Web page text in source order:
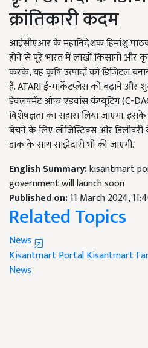
क्रांतिकारी कदम
आईसीएआर के महानिदेशक हिमांशु
होने से पूरे भारत में लाखों किसानों और
करके, यह कृषि उत्पादों को डिजिटल
है. ATARI ई-मार्केटप्लेस को बढ़ाने
डेवलपमेंट ऑफ एडवांस कंप्यूटिंग (C-
विशेषज्ञता का सहारा लिया जाएगा.
बेचने के लिए लॉजिस्टिक्स और डिलीवरी
डाक के साथ साझेदारी भी की जाएगी.
English Summary:kisantmart
government will launch soon
Published on:11 March 2024,
Related Topics
News
Kisantmart PortalKisantmart
News